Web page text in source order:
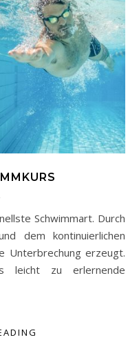
dem kontinuierlichen
Unterbrechung erzeugt.
leicht zu erlernende